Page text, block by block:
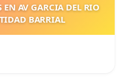
AV GARCIA DEL RIO
BARRIAL